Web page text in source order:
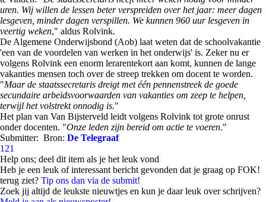
uren. Wij willen de lessen beter verspreiden over het jaar: meer dagen
lesgeven, minder dagen verspillen. We kunnen 960 uur lesgeven in
veertig weken," aldus Rolvink.
De Algemene Onderwijsbond (Aob) laat weten dat de schoolvakantie
'een van de voordelen van werken in het onderwijs' is. Zeker nu er
volgens Rolvink een enorm lerarentekort aan komt, kunnen de lange
vakanties mensen toch over de streep trekken om docent te worden.
"Maar de staatssecretaris dreigt met één pennenstreek de goede
secundaire arbeidsvoorwaarden van vakanties om zeep te helpen,
terwijl het volstrekt onnodig is."
Het plan van Van Bijsterveld leidt volgens Rolvink tot grote onrust
onder docenten. "Onze leden zijn bereid om actie te voeren."
Submitter: Bron: De Telegraaf
121
Help ons; deel dit item als je het leuk vond
Heb je een leuk of interessant bericht gevonden dat je graag op FOK!
terug ziet? Tip ons dan via de submit!
Zoek jij altijd de leukste nieuwtjes en kun je daar leuk over schrijven?